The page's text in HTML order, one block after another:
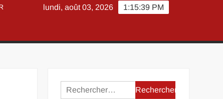
1:15:40 PM
lundi, août 03, 2026
Rechercher :